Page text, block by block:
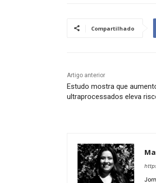
Compartilhado
Artigo anterior
Estudo mostra que
ultraprocessados eleva